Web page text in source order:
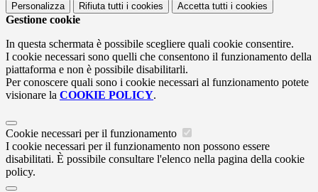
Personalizza Rifiuta tutti i cookies Accetta tutti i cookies
Gestione cookie
In questa schermata è possibile scegliere quali cookie consentire.
I cookie necessari sono quelli che consentono il funzionamento della
piattaforma e non è possibile disabilitarli.
Per conoscere quali sono i cookie necessari al funzionamento potete
visionare la COOKIE POLICY.
Cookie necessari per il funzionamento
I cookie necessari per il funzionamento non possono essere
disabilitati. È possibile consultare l'elenco nella pagina della cookie
policy.